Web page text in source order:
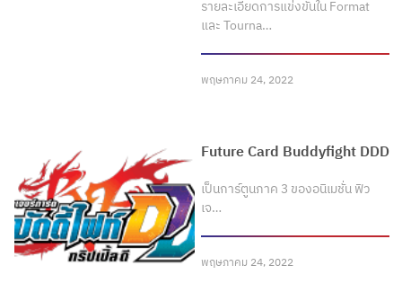
รายละเอียดการแข่งขันใน Format
และ Tourna…
พฤษภาคม 24, 2022
Future Card Buddyfight DDD
เป็นการ์ตูนภาค 3 ของอนิเมชั่น ฟิว
เจ…
พฤษภาคม 24, 2022